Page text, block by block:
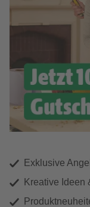
Exklusive
Kreative Ideen